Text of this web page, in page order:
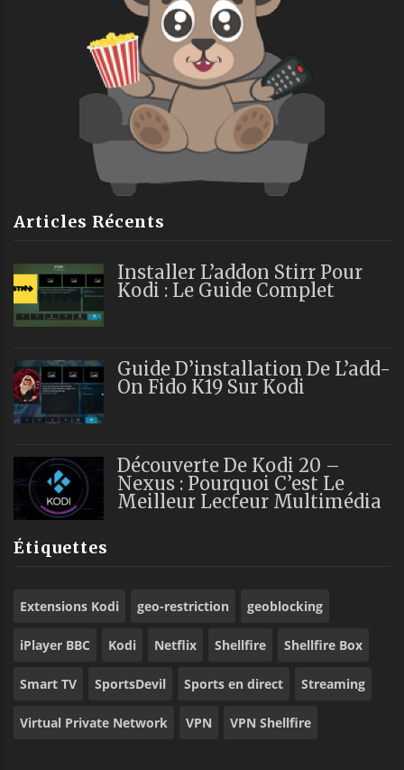
Articles Récents
Installer L’addon Stirr Pour
Kodi : Le Guide Complet
Guide D’installation De L’add-
On Fido K19 Sur Kodi
Découverte De Kodi 20 –
Nexus : Pourquoi C’est Le
Meilleur Lecteur Multimédia
Étiquettes
Extensions Kodi geo-restriction geoblocking
iPlayer BBC Kodi Netflix Shellfire Shellfire Box
Smart TV SportsDevil Sports en direct Streaming
Virtual Private Network VPN VPN Shellfire